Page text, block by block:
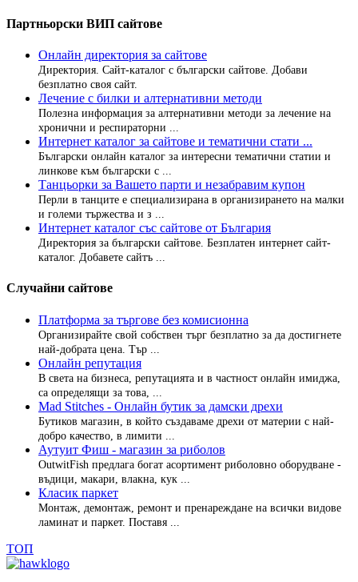
Партньорски ВИП сайтове
Онлайн директория за сайтове
Директория. Сайт-каталог с български сайтове. Добави
безплатно своя сайт.
Лечение с билки и алтернативни методи
Полезна информация за алтернативни методи за лечение на
хронични и респираторни ...
Интернет каталог за сайтове и тематични стати ...
Български онлайн каталог за интересни тематични статии и
линкове към български с ...
Танцьорки за Вашето парти и незабравим купон
Перли в танците е специализирана в организирането на малки
и големи тържества и з ...
Интернет каталог със сайтове от България
Директория за български сайтове. Безплатен интернет сайт-
каталог. Добавете сайтъ ...
Случайни сайтове
Платформа за търгове без комисионна
Организирайте свой собствен търг безплатно за да достигнете
най-добрата цена. Тър ...
Онлайн репутация
В света на бизнеса, репутацията и в частност онлайн имиджа,
са определящи за това, ...
Mad Stitches - Онлайн бутик за дамски дрехи
Бутиков магазин, в който създаваме дрехи от материи с най-
добро качество, в лимити ...
Аутуит Фиш - магазин за риболов
OutwitFish предлага богат асортимент риболовно оборудване -
въдици, макари, влакна, кук ...
Класик паркет
Монтаж, демонтаж, ремонт и пренареждане на всички видове
ламинат и паркет. Поставя ...
ТОП